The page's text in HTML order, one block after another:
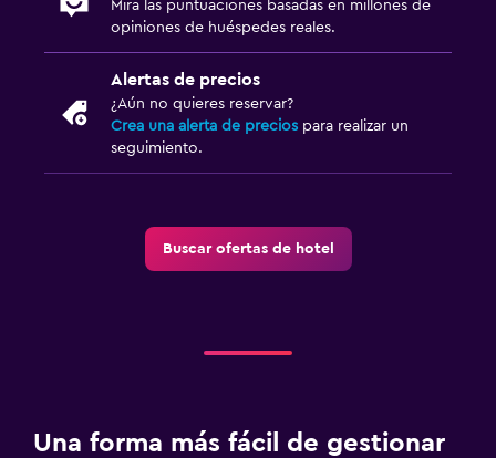
Mira las puntuaciones basadas en millones de
opiniones de huéspedes reales.
Alertas de precios
¿Aún no quieres reservar?
Crea una alerta de precios para realizar un
seguimiento.
Buscar ofertas de hotel
Una forma más fácil de gestionar